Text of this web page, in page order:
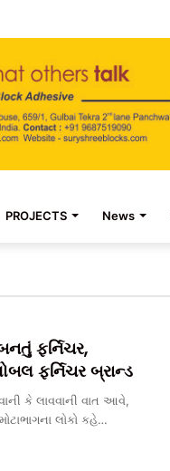
PROJECTS News
ફર્નિચર,
ફર્નિચર બ્રાન્ડ
કે લાવવાની વાત આવે,
લોકો કહે…